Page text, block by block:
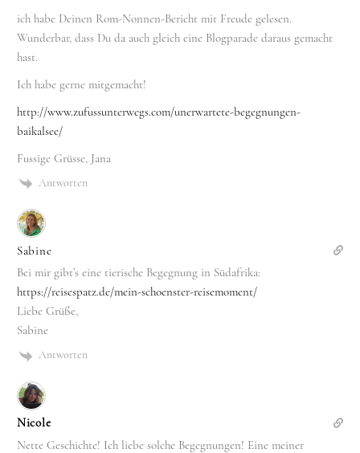
ich habe Deinen Rom-Nonnen-Bericht mit Freude gelesen.
Wunderbar, dass Du da auch gleich eine Blogparade daraus gemacht
hast.
Ich habe gerne mitgemacht!
http://www.zufussunterwegs.com/unerwartete-begegnungen-
baikalsee/
Fussige Grüsse, Jana
Antworten
Sabine
Bei mir gibt’s eine tierische Begegnung in Südafrika:
https://reisespatz.de/mein-schoenster-reisemoment/
Liebe Grüße,
Sabine
Antworten
Nicole
Nette Geschichte! Ich liebe solche Begegnungen! Eine meiner